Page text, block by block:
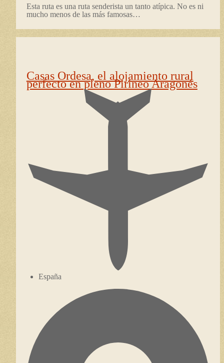
Esta ruta es una ruta senderista un tanto atípica. No es ni
mucho menos de las más famosas…
Casas Ordesa, el alojamiento rural
perfecto en pleno Pirineo Aragonés
España